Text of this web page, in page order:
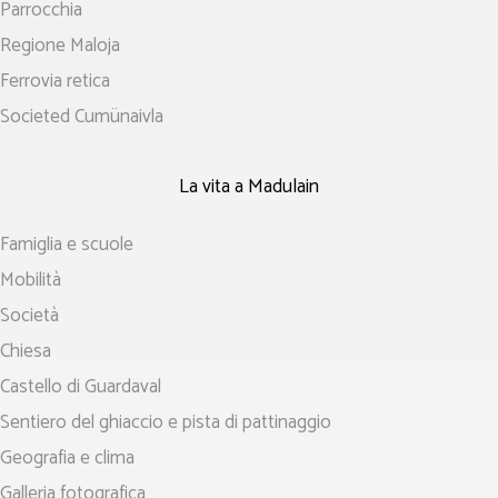
Parrocchia
Regione Maloja
Ferrovia retica
Societed Cumünaivla
La vita a Madulain
Famiglia e scuole
Mobilità
Società
Chiesa
Castello di Guardaval
Sentiero del ghiaccio e pista di pattinaggio
Geografia e clima